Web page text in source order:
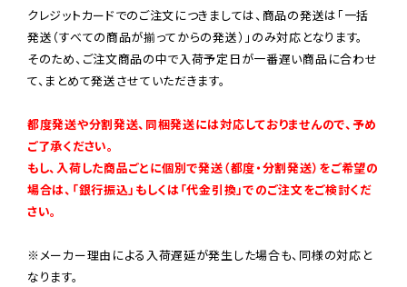
クレジットカードでのご注文につきましては、商品の発送は「一括
発送（すべての商品が揃ってからの発送）」のみ対応となります。
そのため、ご注文商品の中で入荷予定日が一番遅い商品に合わせ
て、まとめて発送させていただきます。
都度発送や分割発送、同梱発送には対応しておりませんので、予め
ご了承ください。
もし、入荷した商品ごとに個別で発送（都度・分割発送）をご希望の
場合は、「銀行振込」もしくは「代金引換」でのご注文をご検討くだ
さい。
※メーカー理由による入荷遅延が発生した場合も、同様の対応と
なります。